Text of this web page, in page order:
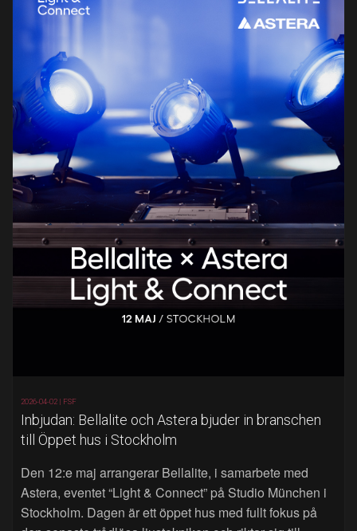
2026-04-02 | FSF
Inbjudan: Bellalite och Astera bjuder in branschen
till Öppet hus i Stockholm
Den 12:e maj arrangerar Bellalite, i samarbete med
Astera, eventet “Light & Connect” på Studio München i
Stockholm. Dagen är ett öppet hus med fullt fokus på